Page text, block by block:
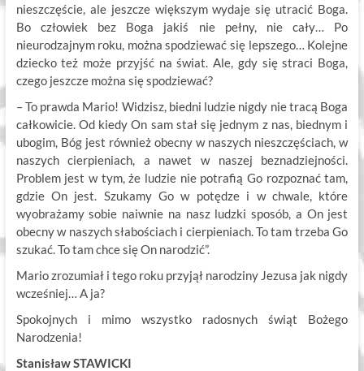
nieszczęście, ale jeszcze większym wydaje się utracić Boga.
Bo człowiek bez Boga jakiś nie pełny, nie cały… Po
nieurodzajnym roku, można spodziewać się lepszego… Kolejne
dziecko też może przyjść na świat. Ale, gdy się straci Boga,
czego jeszcze można się spodziewać?
– To prawda Mario! Widzisz, biedni ludzie nigdy nie tracą Boga
całkowicie. Od kiedy On sam stał się jednym z nas, biednym i
ubogim, Bóg jest również obecny w naszych nieszczęściach, w
naszych cierpieniach, a nawet w naszej beznadziejności.
Problem jest w tym, że ludzie nie potrafią Go rozpoznać tam,
gdzie On jest. Szukamy Go w potędze i w chwale, które
wyobrażamy sobie naiwnie na nasz ludzki sposób, a On jest
obecny w naszych słabościach i cierpieniach. To tam trzeba Go
szukać. To tam chce się On narodzić”.
Mario zrozumiał i tego roku przyjął narodziny Jezusa jak nigdy
wcześniej… A ja?
Spokojnych i mimo wszystko radosnych świąt Bożego
Narodzenia!
Stanisław STAWICKI